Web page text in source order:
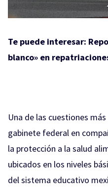
Te puede interesar:
blanco» en
Una de las cuestiones
gabinete federal en
la protección a la salud
ubicados en los niveles
del sistema educativo